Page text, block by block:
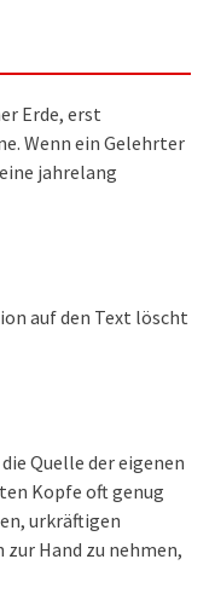
Erde, erst
Wenn ein Gelehrter
jahrelang
auf den Text löscht
Quelle der eigenen
Kopfe oft genug
urkräftigen
zur Hand zu nehmen,